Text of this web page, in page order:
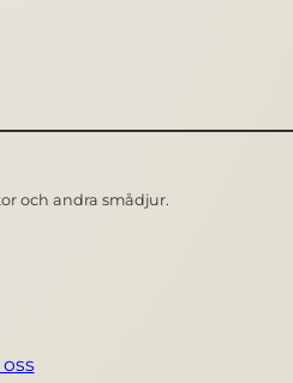
och andra smådjur.